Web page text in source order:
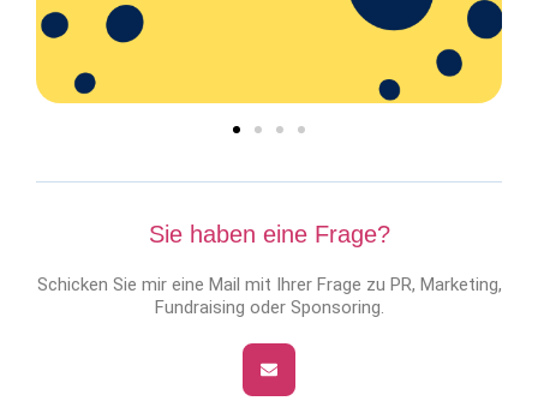
Sie haben eine Frage?
Schicken Sie mir eine Mail mit Ihrer Frage zu PR, Marketing,
Fundraising oder Sponsoring.